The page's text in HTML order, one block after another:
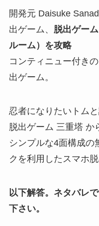
開発元 Daisuke
出ゲーム、 脱出ゲー
ルーム）を攻略
コンティニュー付き
出ゲーム。
忍者になりたいトム
脱出ゲーム 三重塔 か
シンプルな4面構成の
クを利用したスマホ脱
以下解答。ネタバレ
下さい。